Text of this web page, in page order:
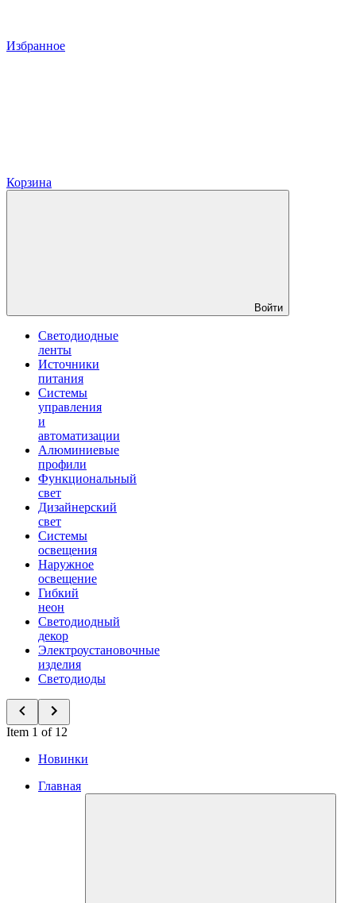
Избранное
Корзина
Войти
Светодиодные
ленты
Источники
питания
Системы
управления
и
автоматизации
Алюминиевые
профили
Функциональный
свет
Дизайнерский
свет
Системы
освещения
Наружное
освещение
Гибкий
неон
Светодиодный
декор
Электроустановочные
изделия
Светодиоды
Item 1 of 12
Новинки
Главная